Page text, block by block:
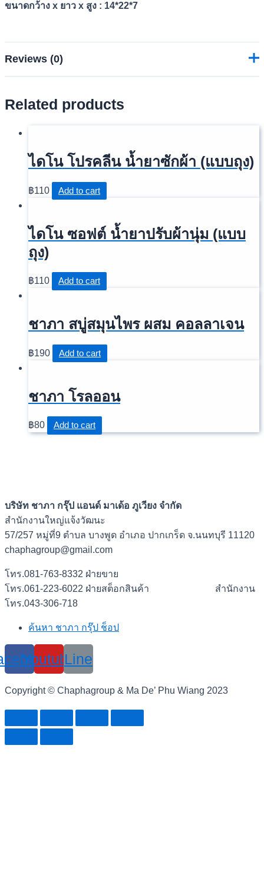
ขนาดกว้าง x ยาว x สูง : 14*22*7
Reviews (0)
Reviews
There are no reviews yet.
Be the first to review “ชาภา อัลตร้าว
อช (Chapha Ultra wash)”
เครื่องหมาย*
Your rating
Your review *
Name
Related products
ไดโน โปรคลีน น้ำยาซักผ้า (แบบถุง)
฿110 Add to cart
ไดโน ซอฟต์ น้ำยาปรับผ้านุ่ม (แบบ
ถุง)
฿110 Add to cart
ชาภา สบู่สมุนไพร ผสม คอลลาเจน
฿190 Add to cart
ชาภา โรลออน
฿80 Add to cart
บริษัท ชาภา กรุ๊ป แอนด์ มาเด้อ ภูเวียง จำกัด
สำนักงานใหญ่แจ้งวัฒนะ
57/257 หมู่ที่9 ตำบล บางพูด อำเภอ ปากเกร็ด จ.นนทบุรี 11120
chaphagroup@gmail.com
โทร.081-763-8332 ฝ่ายขาย
โทร.061-223-6022 ฝ่ายสต็อกสินค้า สำนักงาน
โทร.043-306-718
ค้นหา ชาภา กรุ๊ป ช็อป
YoutubeLine
Copyright © Chaphagroup & Ma De’ Phu Wiang 2023